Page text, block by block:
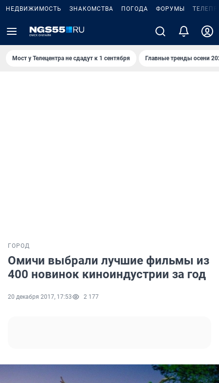
НЕДВИЖИМОСТЬ ЗНАКОМСТВА ПОГОДА ФОРУМЫ
Мост у Телецентра не сдадут к 1 сентября Главные тренды осени
ГОРОД
Омичи выбрали лучшие фильмы из
400 новинок киноиндустрии за год
20 декабря 2017, 17:53 2 177